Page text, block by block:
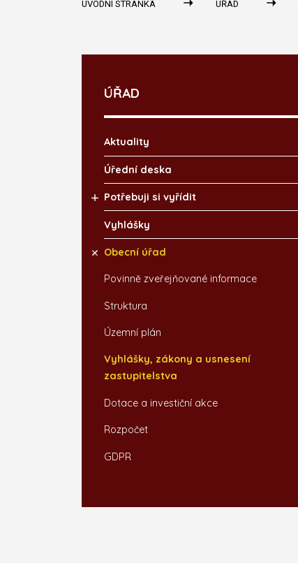
ÚVODNÍ STRÁNKA ÚŘAD
ÚŘAD
Aktuality
Úřední deska
Potřebuji si vyřídit
Vyhlášky
Obecní úřad
Povinně zveřejňované informace
Struktura
Územní plán
Vyhlášky, zákony a usnesení
zastupitelstva
Dotace a investiční akce
Rozpočet
GDPR